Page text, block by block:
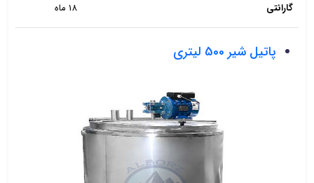
گارانتی 18 ماه
پاتیل شیر 500 لیتری